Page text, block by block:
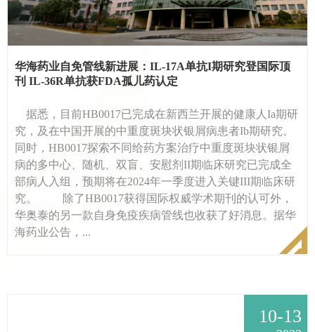
华海药业自免管线新进展：IL-17A单抗I期研究登国际顶
刊 IL-36R单抗获FDA孤儿药认定
据悉，目前HB0017已完成在新西兰开展的健康人Ia期研
究，及在中国开展的中重度斑块状银屑病患者Ib期研究。
同时，HB0017探索不同给药方案治疗中重度斑块状银屑
病的多中心、随机、双盲、安慰剂II期临床研究已完成全
部病人入组，预期将在2024年一季度进入关键III期临床研
究。 除了HB0017获得国际权威学术期刊的认可外，
华奥泰的另一款自身免疫疾病管线也收获了好消息。据华
海药业公告，...
10-13